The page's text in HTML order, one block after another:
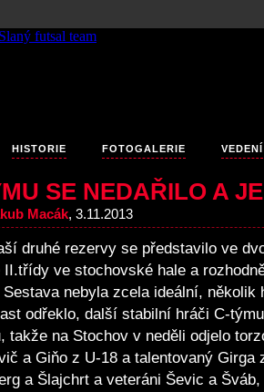
HISTORIE FOTOGALERIE VEDENÍ
SE NEDAŘILO A
Macák, 3.11.2013
druhé rezervy se představilo ve
II.třídy ve stochovské hale a
nebyla zcela ideální, několik
odřeklo, další stabilní hráči C-
takže na Stochov v neděli odjelo
a Giňo z U-18 a talentovaný Girga
a Šlajchrt a veteráni Ševic a